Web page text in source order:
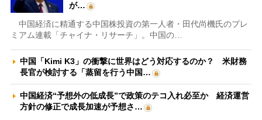
が…
中国経済に精通する中国株投資の第一人者・田代尚機氏のプレ
ミアム連載「チャイナ・リサーチ」。中国の…
中国「Kimi K3」の衝撃に世界はどう対応するのか？ 米財務
長官が検討する「蒸留を行う中国…
中国経済“予想外の低成長”で政策のテコ入れ必至か 経済運営
方針の修正で成長加速が予想さ…